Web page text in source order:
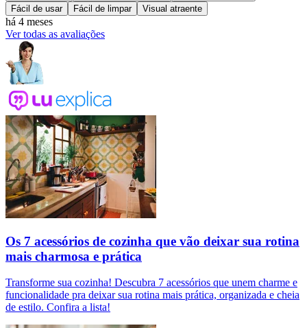
Fácil de usar
Fácil de limpar Visual atraente
há 4 meses
Ver todas as avaliações
Os 7 acessórios de cozinha que vão deixar sua rotina
mais charmosa e prática
Transforme sua cozinha! Descubra 7 acessórios que unem charme e
funcionalidade pra deixar sua rotina mais prática, organizada e cheia
de estilo. Confira a lista!